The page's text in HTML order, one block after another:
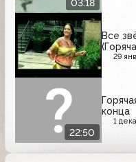
03:18
Все
29
22:50
конца
1